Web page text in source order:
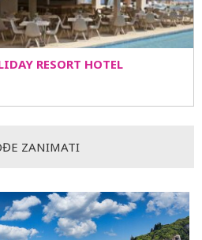
RESORT HOTEL
ZANIMATI